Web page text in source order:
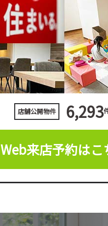
店舗公開物件 6,293
Web来店予約はこ